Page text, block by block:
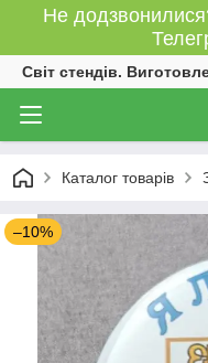
Не
Світ стендів.
Каталог товарів
–10%